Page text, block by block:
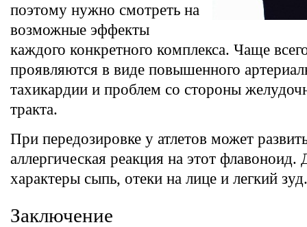
поэтому нужно смотреть на
возможные эффекты
каждого конкретного комплекса. Чаще
проявляются в виде повышенного
тахикардии и проблем со стороны
тракта.
При передозировке у атлетов может
аллергическая реакция на этот флавоноид.
характеры сыпь, отеки на лице и легкий зуд.
Заключение